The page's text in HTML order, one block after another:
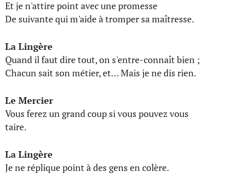
Et je n'attire point avec une promesse
De suivante qui m'aide à tromper sa maîtresse.
La Lingère
Quand il faut dire tout, on s'entre-connaît bien ;
Chacun sait son métier, et… Mais je ne dis rien.
Le Mercier
Vous ferez un grand coup si vous pouvez vous
taire.
La Lingère
Je ne réplique point à des gens en colère.